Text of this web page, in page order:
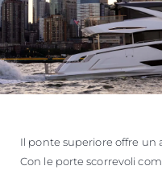
Il ponte superiore offre un
Con le porte scorrevoli